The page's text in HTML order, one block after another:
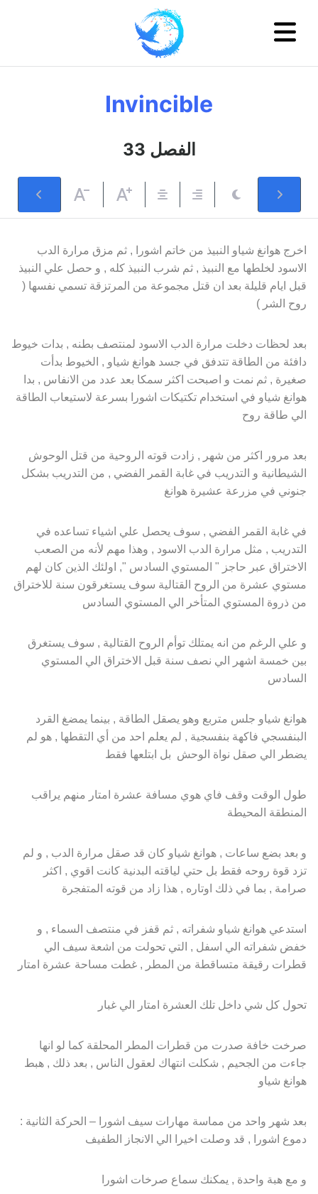
Invincible
33 الفصل
اخرج هوانغ شياو النبيذ من خاتم اشورا , ثم مزق مرارة الدب
الاسود لخلطها مع النبيذ , ثم شرب النبيذ كله , و حصل علي النبيذ
قبل ايام قليلة بعد ان قتل مجموعة من المرتزقة تسمي نفسها (
روح الشر )
بعد لحظات دخلت مرارة الدب الاسود لمنتصف بطنه , بدات خيوط
دافئة من الطاقة تتدفق في جسد هوانغ شياو , الخيوط بدأت
صغيرة , ثم نمت و اصبحت اكثر سمكا بعد عدد من الانفاس , بدا
هوانغ شياو في استخدام تكتيكات اشورا بسرعة لاستيعاب الطاقة
الي طاقة روح
بعد مرور اكثر من شهر , زادت قوته الروحية من قتل الوحوش
الشيطانية و التدريب في غابة القمر الفضي , من التدريب بشكل
جنوني في مزرعة عشيرة هوانغ
في غابة القمر الفضي , سوف يحصل علي اشياء تساعده في
التدريب , مثل مرارة الدب الاسود , وهذا مهم لأنه من الصعب
الاختراق عبر حاجز " المستوي السادس ", اولئك الذين كان لهم
مستوي عشرة من الروح القتالية سوف يستغرقون سنة للاختراق
من ذروة المستوي المتأخر الي المستوي السادس
و علي الرغم من انه يمتلك توأم الروح القتالية , سوف يستغرق
بين خمسة اشهر الي نصف سنة قبل الاختراق الي المستوي
السادس
هوانغ شياو جلس متربع وهو يصقل الطاقة , بينما يمضغ القرد
البنفسجي فاكهة بنفسجية , لم يعلم احد من أي التقطها , هو لم
يضطر الي صقل نواة الوحش بل ابتلعها فقط
طول الوقت وقف فاي هوي مسافة عشرة امتار منهم يراقب
المنطقة المحيطة
و بعد بضع ساعات , هوانغ شياو كان قد صقل مرارة الدب , و لم
تزد قوة روحه فقط بل حتي لياقته البدنية كانت اقوي , اكثر
صرامة , بما في ذلك اوتاره , هذا زاد من قوته المتفجرة
استدعي هوانغ شياو شفراته , ثم قفز في منتصف السماء , و
خفض شفراته الي اسفل , التي تحولت من اشعة سيف الي
قطرات رقيقة متساقطة من المطر , غطت مساحة عشرة امتار
تحول كل شي داخل تلك العشرة امتار الي غبار
صرخت خافة صدرت من قطرات المطر المحلقة كما لو انها
جاءت من الجحيم , شكلت انتهاك لعقول الناس , بعد ذلك , هبط
هوانغ شياو
بعد شهر واحد من مماسة مهارات سيف اشورا – الحركة الثانية :
دموع اشورا , قد وصلت اخيرا الي الانجاز الطفيف
و مع هبة واحدة , يمكنك سماع صرخات اشورا